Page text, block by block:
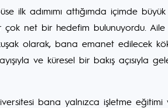
ilk adımımı attığımda içimde
çok net bir hedefim bulunuyordu. Aile
olarak, bana emanet edilecek
ve küresel bir bakış açısıyla
bana yalnızca işletme eğitimi